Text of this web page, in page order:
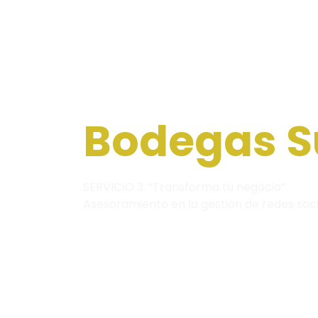
Bodegas